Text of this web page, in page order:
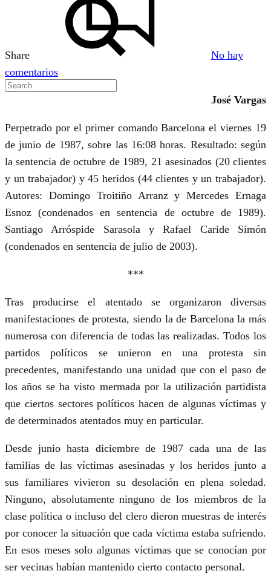
Share
No hay
comentariosen
Relato
víctima
del
atentado
terrorista
de
Hipercor
José Vargas
Perpetrado por el primer comando Barcelona el viernes 19
de junio de 1987, sobre las 16:08 horas. Resultado: según
la sentencia de octubre de 1989, 21 asesinados (20 clientes
y un trabajador) y 45 heridos (44 clientes y un trabajador).
Autores: Domingo Troitiño Arranz y Mercedes Ernaga
Esnoz (condenados en sentencia de octubre de 1989).
Santiago Arróspide Sarasola y Rafael Caride Simón
(condenados en sentencia de julio de 2003).
***
Tras producirse el atentado se organizaron diversas
manifestaciones de protesta, siendo la de Barcelona la más
numerosa con diferencia de todas las realizadas. Todos los
partidos políticos se unieron en una protesta sin
precedentes, manifestando una unidad que con el paso de
los años se ha visto mermada por la utilización partidista
que ciertos sectores políticos hacen de algunas víctimas y
de determinados atentados muy en particular.
Desde junio hasta diciembre de 1987 cada una de las
familias de las víctimas asesinadas y los heridos junto a
sus familiares vivieron su desolación en plena soledad.
Ninguno, absolutamente ninguno de los miembros de la
clase política o incluso del clero dieron muestras de interés
por conocer la situación que cada víctima estaba sufriendo.
En esos meses solo algunas víctimas que se conocían por
ser vecinas habían mantenido cierto contacto personal.